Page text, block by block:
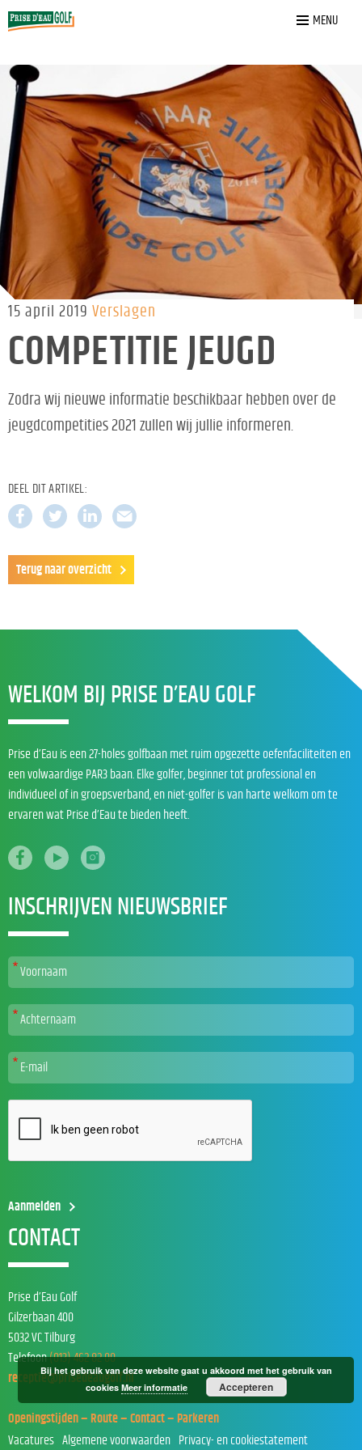
MENU
Home
15 april 2019 Verslagen
COMPETITIE JEUGD
Zodra wij nieuwe informatie beschikbaar hebben over de
jeugdcompetities 2021 zullen wij jullie informeren.
DEEL DIT ARTIKEL:
Terug naar overzicht
WELKOM BIJ PRISE D’EAU GOLF
Prise d’Eau is een 27-holes golfbaan met ruim opgezette oefenfaciliteiten en
een volwaardige PAR3 baan. Elke golfer, beginner tot professional en
individueel of in groepsverband, en niet-golfer is van harte welkom om te
ervaren wat Prise d’Eau te bieden heeft.
INSCHRIJVEN NIEUWSBRIEF
CONTACT
Prise d’Eau Golf
Gilzerbaan 400
5032 VC Tilburg
Telefoon(013) 462 82 00
receptie@prisedeaugolf.nl
Openingstijden – Route – Contact – Parkeren
Vacatures
Algemene voorwaarden Privacy- en cookiestatement
Bij het gebruik van deze website gaat u akkoord met het gebruik van
cookies Meer informatie Accepteren